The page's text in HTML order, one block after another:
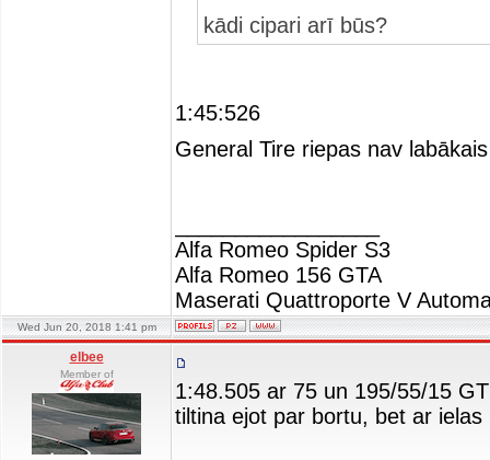
kādi cipari arī būs?
1:45:526
General Tire riepas nav
Alfa Romeo Spider S3
Alfa Romeo 156 GTA
Maserati Quattroporte V
Wed Jun 20, 2018 1:41 pm
elbee
Member of
1:48.505 ar 75 un 195/55/15
tiltina ejot par bortu, bet ar